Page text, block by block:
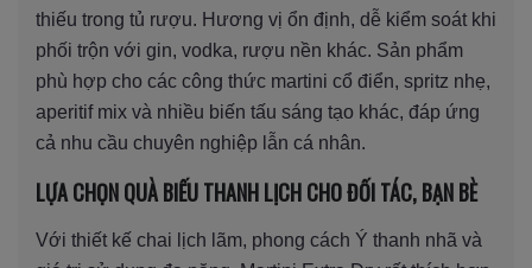
thiếu trong tủ rượu. Hương vị ổn định, dễ kiểm soát khi
phối trộn với gin, vodka, rượu nền khác. Sản phẩm
phù hợp cho các công thức martini cổ điển, spritz nhẹ,
aperitif mix và nhiều biến tấu sáng tạo khác, đáp ứng
cả nhu cầu chuyên nghiệp lẫn cá nhân.
LỰA CHỌN QUÀ BIẾU THANH LỊCH CHO ĐỐI TÁC, BẠN BÈ
Với thiết kế chai lịch lãm, phong cách Ý thanh nhã và